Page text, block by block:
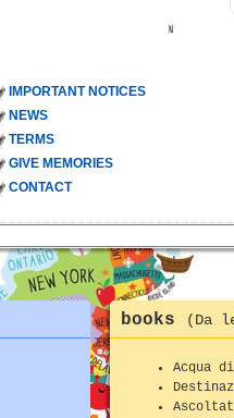
IMPORTANT NOTICES
NEWS
TERMS
GIVE MEMORIES
CONTACT
books (Da
Acqua